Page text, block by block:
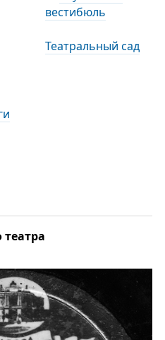
вестибюль
Театральный сад